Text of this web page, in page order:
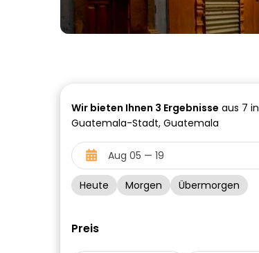
Wir bieten Ihnen 3 Ergebnisse aus 7 in
Guatemala-Stadt, Guatemala
Heute Morgen Übermorgen
Preis